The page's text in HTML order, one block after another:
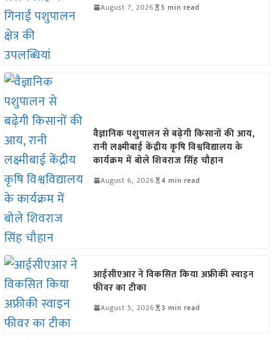
August 7, 2026 5 min read
वैज्ञानिक पशुपालन से बढ़ेगी किसानों की आय,
रानी लक्ष्मीबाई केंद्रीय कृषि विश्वविद्यालय के
कार्यक्रम में बोले शिवराज सिंह चौहान
August 6, 2026 4 min read
आईसीएआर ने विकसित किया अफ्रीकी स्वाइन
फीवर का टीका
August 5, 2026 3 min read